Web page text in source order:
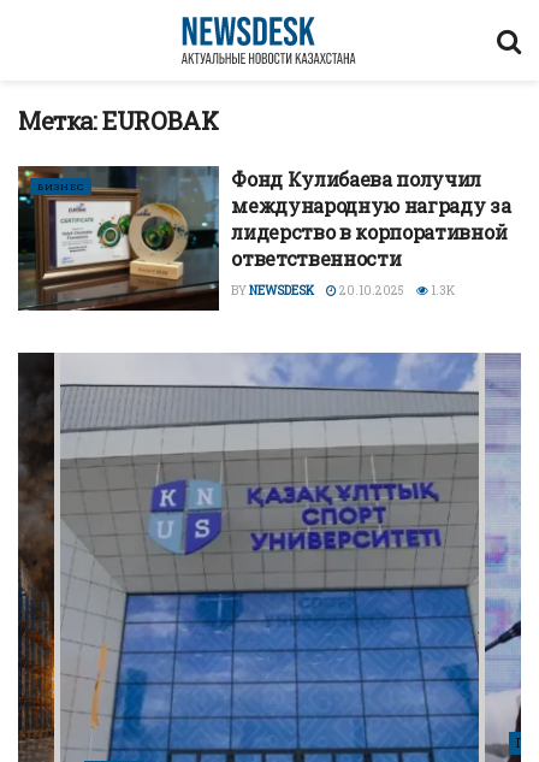
Метка:EUROBAK
БИЗНЕС
Фонд Кулибаева получил
международную награду за
лидерство в корпоративной
ответственности
BYNEWSDESK 20.10.2025 1.3K